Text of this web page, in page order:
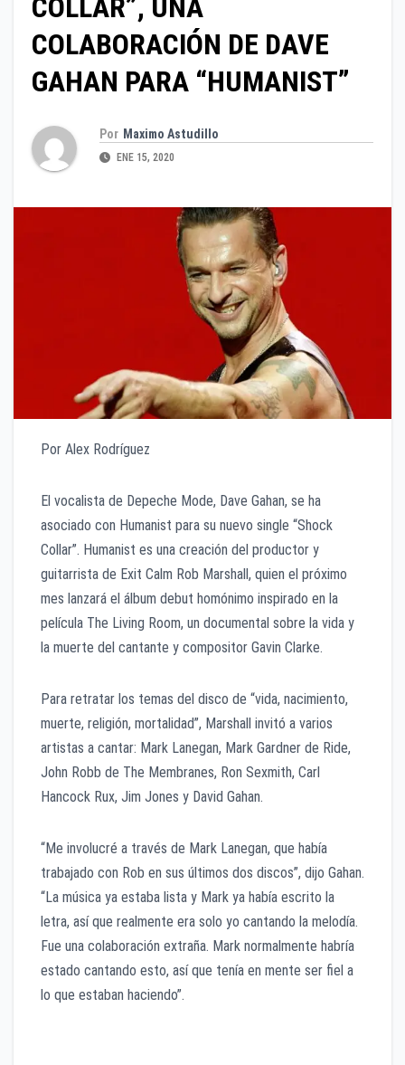
COLLAR”, UNA
COLABORACIÓN DE DAVE
GAHAN PARA “HUMANIST”
Por Maximo Astudillo
ENE 15, 2020
Por Alex Rodríguez
El vocalista de Depeche Mode, Dave Gahan, se ha
asociado con Humanist para su nuevo single “Shock
Collar”. Humanist es una creación del productor y
guitarrista de Exit Calm Rob Marshall, quien el próximo
mes lanzará el álbum debut homónimo inspirado en la
película The Living Room, un documental sobre la vida y
la muerte del cantante y compositor Gavin Clarke.
Para retratar los temas del disco de “vida, nacimiento,
muerte, religión, mortalidad”, Marshall invitó a varios
artistas a cantar: Mark Lanegan, Mark Gardner de Ride,
John Robb de The Membranes, Ron Sexmith, Carl
Hancock Rux, Jim Jones y David Gahan.
“Me involucré a través de Mark Lanegan, que había
trabajado con Rob en sus últimos dos discos”, dijo Gahan.
“La música ya estaba lista y Mark ya había escrito la
letra, así que realmente era solo yo cantando la melodía.
Fue una colaboración extraña. Mark normalmente habría
estado cantando esto, así que tenía en mente ser fiel a
lo que estaban haciendo”.